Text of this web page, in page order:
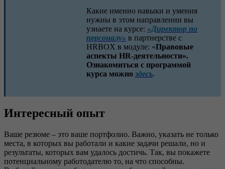
Какие именно навыки и умения
нужны в этом направлении вы
узнаете на курсе: «Директор по
персоналу» в партнерстве с
HRBOX в модуле: «Правовые
аспекты HR-деятельности».
Ознакомиться с программой
курса можно здесь.
Интересный опыт
Ваше резюме – это ваше портфолио. Важно, указать не только
места, в которых вы работали и какие задачи решали, но и
результаты, которых вам удалось достичь. Так, вы покажете
потенциальному работодателю то, на что способны.